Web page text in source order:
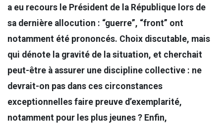
a eu recours le Président de la République lors de
sa dernière allocution : “guerre”, “front” ont
notamment été prononcés. Choix discutable, mais
qui dénote la gravité de la situation, et cherchait
peut-être à assurer une discipline collective : ne
devrait-on pas dans ces circonstances
exceptionnelles faire preuve d’exemplarité,
notamment pour les plus jeunes ? Enfin,